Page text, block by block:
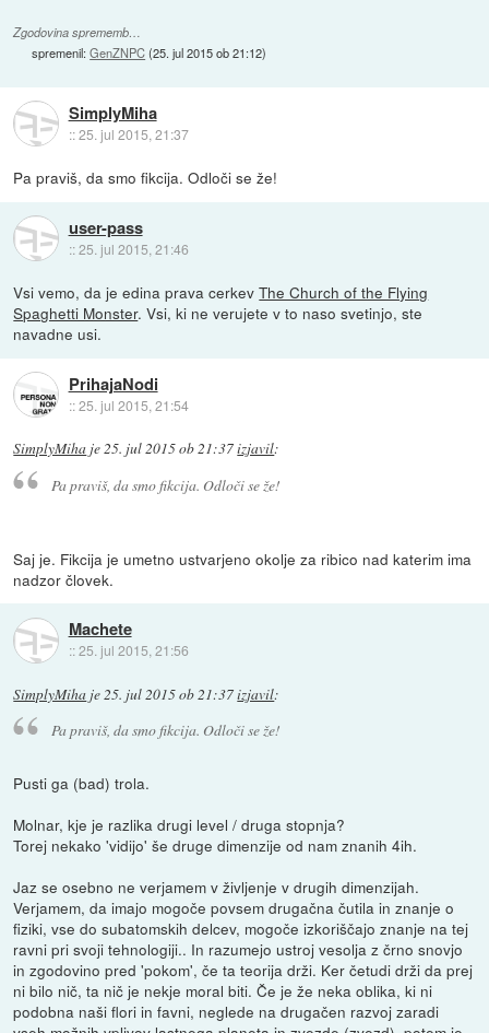
Zgodovina sprememb…
spremenil:GenZNPC(25. jul 2015 ob 21:12)
SimplyMiha
::25. jul 2015, 21:37
Pa praviš, da smo fikcija. Odloči se že!
user-pass
::25. jul 2015, 21:46
Vsi vemo, da je edina prava cerkevThe Church of the Flying
Spaghetti Monster. Vsi, ki ne verujete v to naso svetinjo, ste
navadne usi.
PrihajaNodi
::25. jul 2015, 21:54
SimplyMiha je25. jul 2015 ob 21:37izjavil:
Pa praviš, da smo fikcija. Odloči se že!
Saj je. Fikcija je umetno ustvarjeno okolje za ribico nad katerim ima
nadzor človek.
Machete
::25. jul 2015, 21:56
SimplyMiha je25. jul 2015 ob 21:37izjavil:
Pa praviš, da smo fikcija. Odloči se že!
Pusti ga (bad) trola.
Molnar, kje je razlika drugi level / druga stopnja?
Torej nekako 'vidijo' še druge dimenzije od nam znanih 4ih.
Jaz se osebno ne verjamem v življenje v drugih dimenzijah.
Verjamem, da imajo mogoče povsem drugačna čutila in znanje o
fiziki, vse do subatomskih delcev, mogoče izkoriščajo znanje na tej
ravni pri svoji tehnologiji.. In razumejo ustroj vesolja z črno snovjo
in zgodovino pred 'pokom', če ta teorija drži. Ker četudi drži da prej
ni bilo nič, ta nič je nekje moral biti. Če je že neka oblika, ki ni
podobna naši flori in favni, neglede na drugačen razvoj zaradi